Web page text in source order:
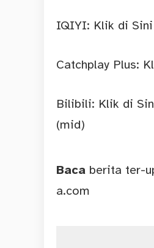
IQIYI: Klik di Sini
Catchplay Plus:
Bilibili: Klik di
(mid)
Baca berita ter-
a.com